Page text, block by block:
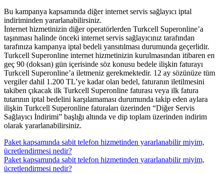
Bu kampanya kapsamında diğer internet servis sağlayıcı iptal
indiriminden yararlanabilirsiniz.​
İnternet hizmetinizin diğer operatörlerden Turkcell Superonline’a
taşınması halinde önceki internet servis sağlayıcınız tarafından
tarafınıza kampanya iptal bedeli yansıtılması durumunda geçerlidir.
Turkcell Superonline internet hizmetinizin kurulmasından itibaren en
geç 90 (doksan) gün içerisinde söz konusu bedele ilişkin faturayı
Turkcell Superonline’a iletmeniz gerekmektedir. 12 ay sözünüze tüm
vergiler dahil 1.200 TL’ye kadar olan bedel, faturanın iletilmesini
takiben çıkacak ilk Turkcell Superonline faturası veya ilk fatura
tutarının iptal bedelini karşılamaması durumunda takip eden aylara
ilişkin Turkcell Superonline faturaları üzerinden “Diğer Servis
Sağlayıcı İndirimi” başlığı altında ve dip toplam üzerinden indirim
olarak yararlanabilirsiniz.​​​​
Paket kapsamında sabit telefon hizmetinden yararlanabilir miyim,
ücretlendirmesi nedir?
Paket kapsamında sabit telefon hizmetinden yararlanabilir miyim,
ücretlendirmesi nedir?